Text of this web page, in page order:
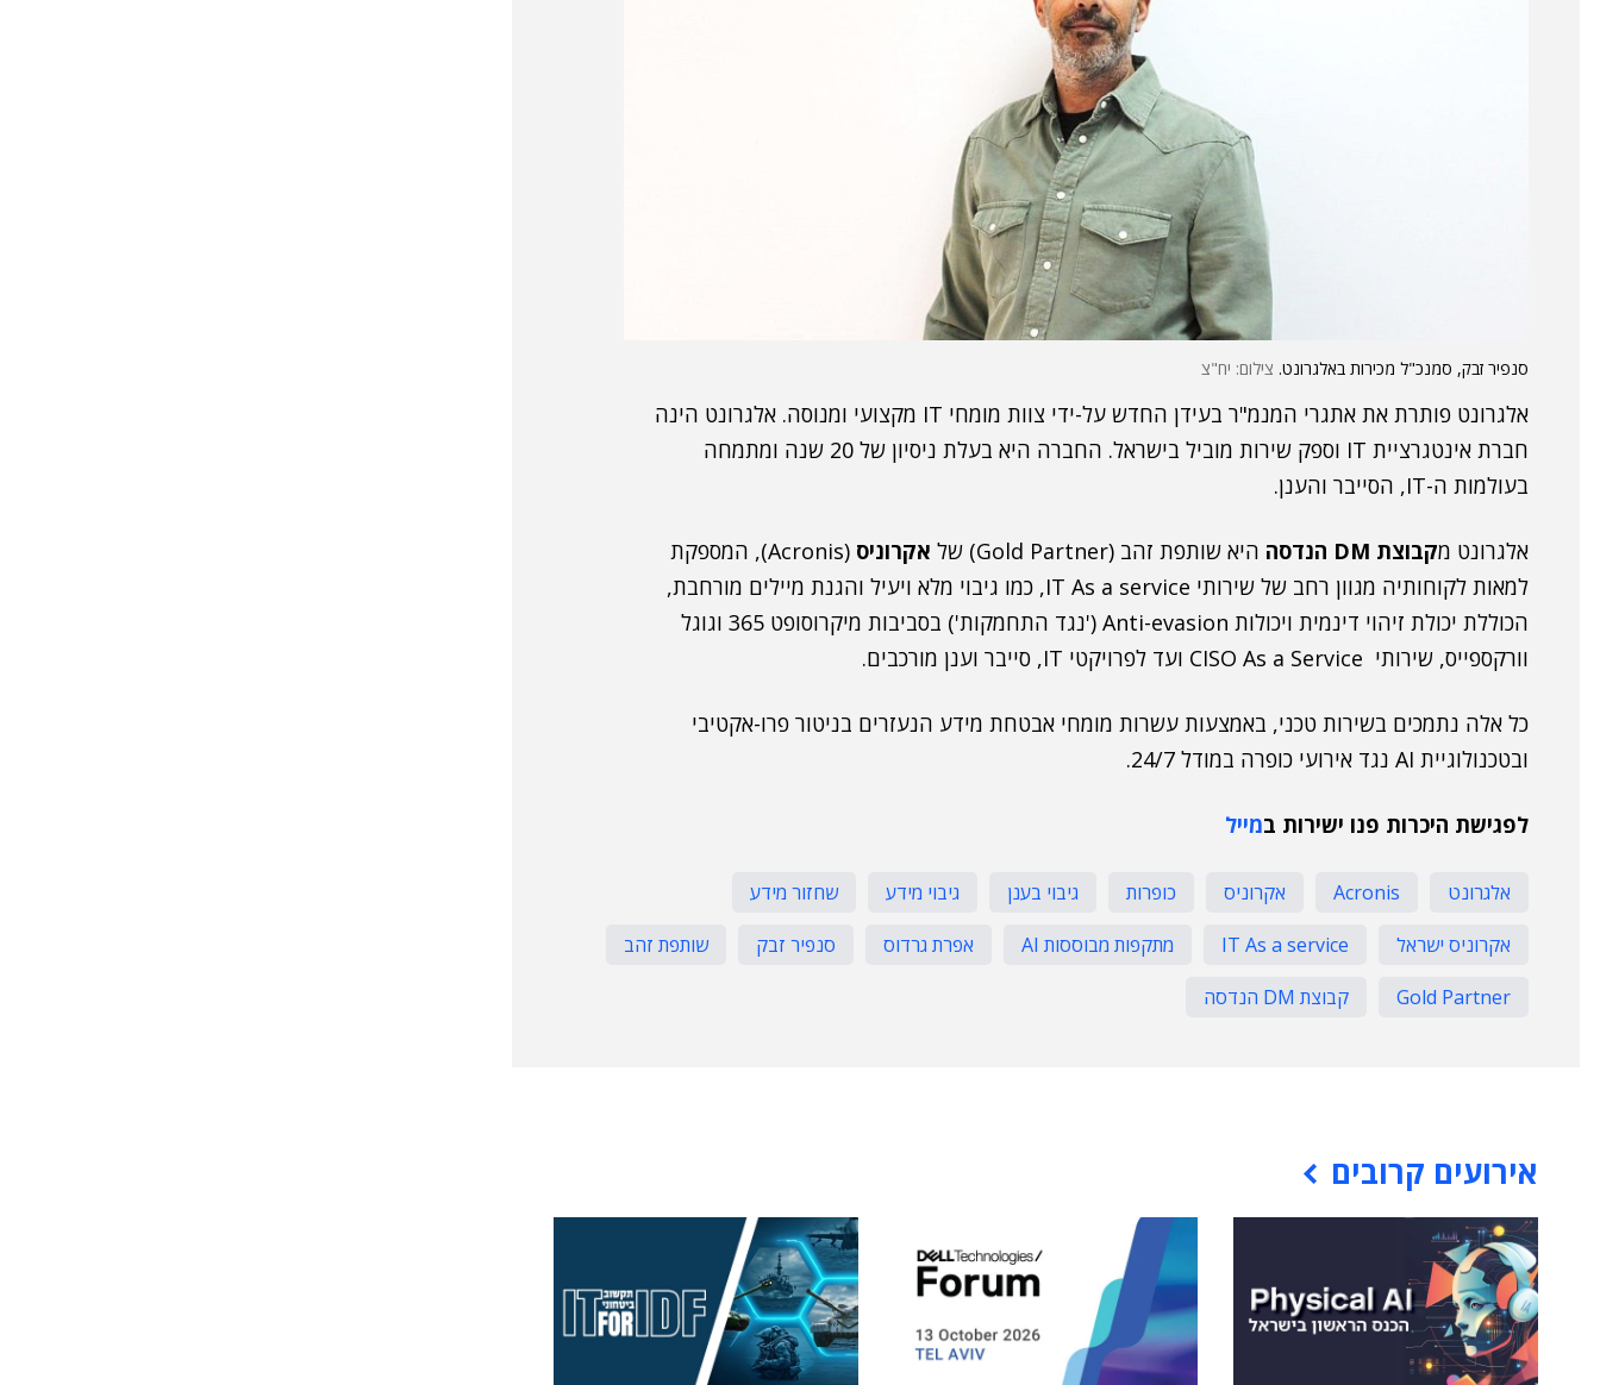
סנפיר זבק, סמנכ"ל מכירות באלגרונט. צילום: יח"צ
אלגרונט פותרת את אתגרי המנמ"ר בעידן החדש על-ידי צוות מומחי IT מקצועי ומנוסה. אלגרונט הינה
חברת אינטגרציית IT וספק שירות מוביל בישראל. החברה היא בעלת ניסיון של 20 שנה ומתמחה
בעולמות ה-IT, הסייבר והענן.
אלגרונט מקבוצת DM הנדסה היא שותפת זהב (Gold Partner) של אקרוניס
(Acronis), המספקת
למאות לקוחותיה מגוון רחב של שירותי IT As a service, כמו גיבוי מלא ויעיל והגנת מיילים מורחבת,
הכוללת יכולת זיהוי דינמית ויכולות Anti-evasion ('נגד התחמקות') בסביבות מיקרוסופט 365 וגוגל
וורקספייס, שירותי CISO As a Service ועד לפרויקטי IT, סייבר וענן מורכבים.
כל אלה נתמכים בשירות טכני, באמצעות עשרות מומחי אבטחת מידע הנעזרים בניטור פרו-אקטיבי
ובטכנולוגיית AI נגד אירועי כופרה במודל 24/7.
לפגישת היכרות פנו ישירות במייל
אלגרונט Acronis אקרוניס כופרות גיבוי בענן גיבוי מידע
שחזור מידע
אקרוניס ישראל
IT As a service מתקפות מבוססות AI אפרת גרדוס סנפיר זבק
שותפת זהב
Gold Partner
קבוצת DM הנדסה
אירועים קרובים